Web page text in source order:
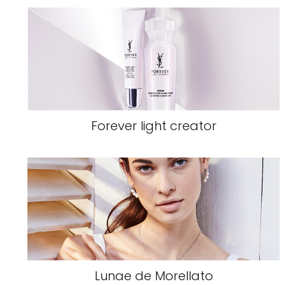
Forever light creator
Lunae de Morellato